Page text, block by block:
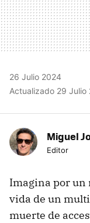
26 Julio 2024
Actualizado 29 Julio
Miguel
Editor
Imagina por un
vida de un
muerte de